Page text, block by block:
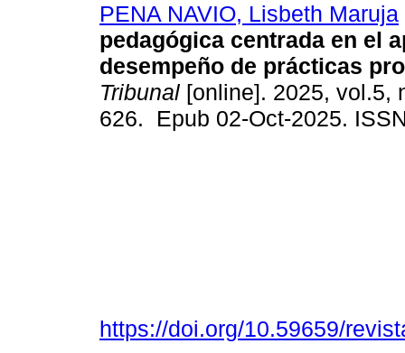
PENA NAVIO, Lisbeth Maruja
pedagógica centrada en el
desempeño de prácticas
Tribunal [online]. 2025, vol.5,
626. Epub 02-Oct-2025.
https://doi.org/10.59659/